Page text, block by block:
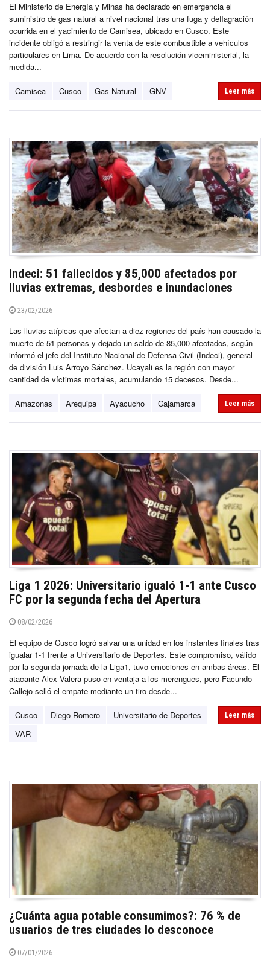
El Ministerio de Energía y Minas ha declarado en emergencia el
suministro de gas natural a nivel nacional tras una fuga y deflagración
ocurrida en el yacimiento de Camisea, ubicado en Cusco. Este
incidente obligó a restringir la venta de este combustible a vehículos
particulares en Lima. De acuerdo con la resolución viceministerial, la
medida...
Camisea Cusco Gas Natural GNV Leer más
Indeci: 51 fallecidos y 85,000 afectados por
lluvias extremas, desbordes e inundaciones
23/02/2026
Las lluvias atípicas que afectan a diez regiones del país han causado la
muerte de 51 personas y dejado un saldo de 85,000 afectados, según
informó el jefe del Instituto Nacional de Defensa Civil (Indeci), general
de división Luis Arroyo Sánchez. Ucayali es la región con mayor
cantidad de víctimas mortales, acumulando 15 decesos. Desde...
Amazonas Arequipa Ayacucho Cajamarca Leer más
Liga 1 2026: Universitario igualó 1-1 ante Cusco
FC por la segunda fecha del Apertura
08/02/2026
El equipo de Cusco logró salvar una unidad en los instantes finales tras
igualar 1-1 frente a Universitario de Deportes. Este compromiso, válido
por la segunda jornada de la Liga1, tuvo emociones en ambas áreas. El
atacante Alex Valera puso en ventaja a los merengues, pero Facundo
Callejo selló el empate mediante un tiro desde...
Cusco Diego Romero
Universitario de Deportes
VAR
Leer más
¿Cuánta agua potable consumimos?: 76 % de
usuarios de tres ciudades lo desconoce
07/01/2026